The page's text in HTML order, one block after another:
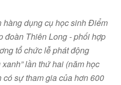
hàng dụng cụ học sinh Điểm
đoàn Thiên Long - phối hợp
tổ chức lễ phát động
lần thứ hai (năm học
sự tham gia của hơn 600